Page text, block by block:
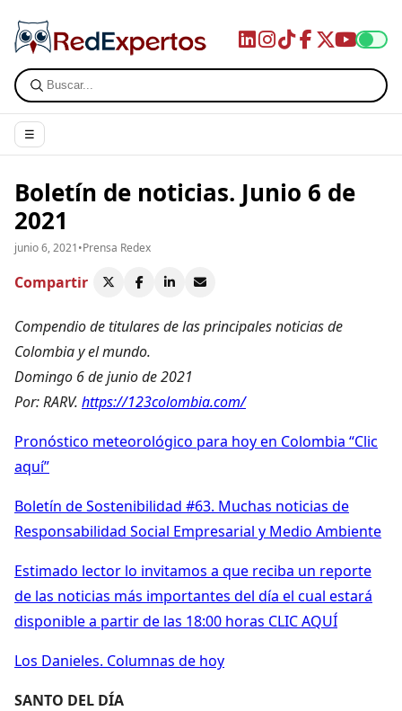
☰
Boletín de noticias. Junio 6 de
2021
junio 6, 2021•Prensa Redex
Compartir
Compendio de titulares de las principales noticias de
Colombia y el mundo.
Domingo 6 de junio de 2021
Por: RARV. https://123colombia.com/
Pronóstico meteorológico para hoy en Colombia “Clic
aquí”
Boletín de Sostenibilidad #63. Muchas noticias de
Responsabilidad Social Empresarial y Medio Ambiente
Estimado lector lo invitamos a que reciba un reporte
de las noticias más importantes del día el cual estará
disponible a partir de las 18:00 horas CLIC AQUÍ
Los Danieles. Columnas de hoy
SANTO DEL DÍA